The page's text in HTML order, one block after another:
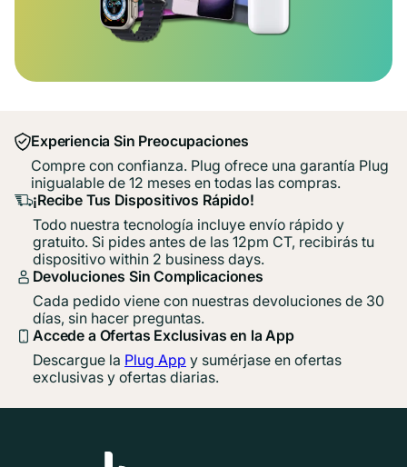
Experiencia Sin Preocupaciones
Compre con confianza. Plug ofrece una garantía Plug
inigualable de 12 meses en todas las compras.
¡Recibe Tus Dispositivos Rápido!
Todo nuestra tecnología incluye envío rápido y
gratuito. Si pides antes de las 12pm CT, recibirás tu
dispositivo within 2 business days.
Devoluciones Sin Complicaciones
Cada pedido viene con nuestras devoluciones de 30
días, sin hacer preguntas.
Accede a Ofertas Exclusivas en la App
Descargue la Plug App y sumérjase en ofertas
exclusivas y ofertas diarias.